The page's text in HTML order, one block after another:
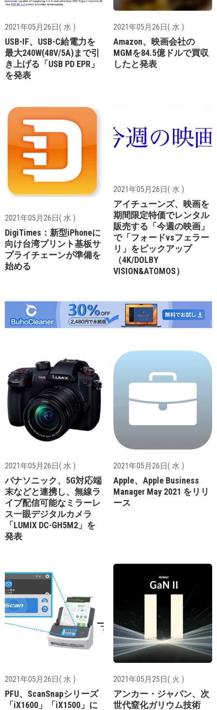
2021年05月26日( 水 )
USB-IF、USB-C給電力を
最大240W(48V/5A)まで引
き上げる「USB PD EPR」
を発表
2021年05月26日( 水 )
Amazon、映画会社の
MGMを84.5億ドルで買収
したと発表
2021年05月26日( 水 )
DigiTimes：新型iPhoneに
向け台湾プリント基板サ
プライチェーンが準備を
始める
2021年05月26日( 水 )
アイチューンズ、映画を
期間限定特価でレンタル
販売する「今週の映画」
で「フォードvsフェラー
リ」をピックアップ
（4K/DOLBY
VISION&ATOMOS）
2021年05月26日( 水 )
パナソニック、5G対応端
末などと連携し、無線ラ
イブ配信可能なミラーレ
ス一眼デジタルカメラ
「LUMIX DC-GH5M2」を
発表
2021年05月26日( 水 )
Apple、Apple Business
Manager May 2021 をリリ
ース
2021年05月26日( 水 )
PFU、ScanSnapシリーズ
「iX1600」「iX1500」に
2021年05月25日( 火 )
アンカー・ジャパン、次
世代窒化ガリウム技術